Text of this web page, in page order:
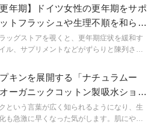
更年期】ドイツ女性の更年期をサポ
トフラッシュや生理不順を和らげ
ーブ
ッグストアを覗くと、更年期症状を緩和す
ル、サプリメントなどがずらりと陳列され
でもかなり大きな比重を占めており、メノ
心の高さが伺えます。健康問題に非常に関
ツ女性は、更年期をどのようなものでやり
のでしょうか。
キンを展開する「ナチュラムー
ーガニックコットン製吸水ショー
という言葉が広く知られるようになり、生
も急激に早くなった気がします。肌にやさ